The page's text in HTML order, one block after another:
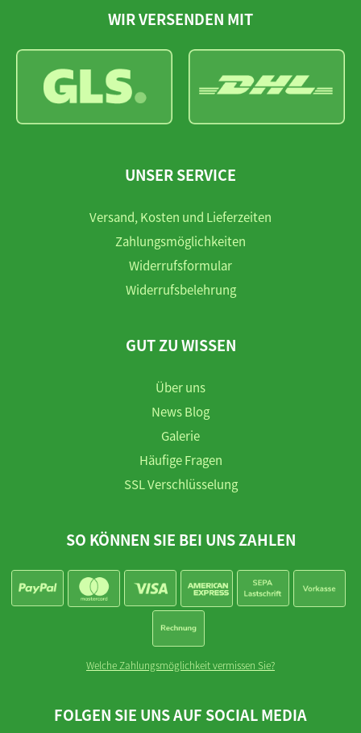
WIR VERSENDEN MIT
UNSER SERVICE
Versand, Kosten und Lieferzeiten
Zahlungsmöglichkeiten
Widerrufsformular
Widerrufsbelehrung
GUT ZU WISSEN
Über uns
News Blog
Galerie
Häufige Fragen
SSL Verschlüsselung
SO KÖNNEN SIE BEI UNS ZAHLEN
Welche Zahlungsmöglichkeit vermissen Sie?
FOLGEN SIE UNS AUF SOCIAL MEDIA